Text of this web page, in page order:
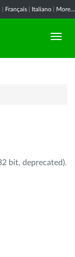
Français Italiano More...
bit, deprecated).